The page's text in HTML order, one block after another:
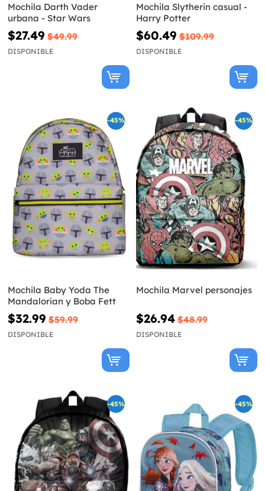
Mochila Darth Vader
urbana - Star Wars
$27.49 $49.99
DISPONIBLE
Mochila Slytherin casual -
Harry Potter
$60.49 $109.99
DISPONIBLE
-45%
Mochila Baby Yoda The
Mandalorian y Boba Fett
$32.99 $59.99
DISPONIBLE
-45%
Mochila Marvel personajes
$26.94 $48.99
DISPONIBLE
-45% -45%